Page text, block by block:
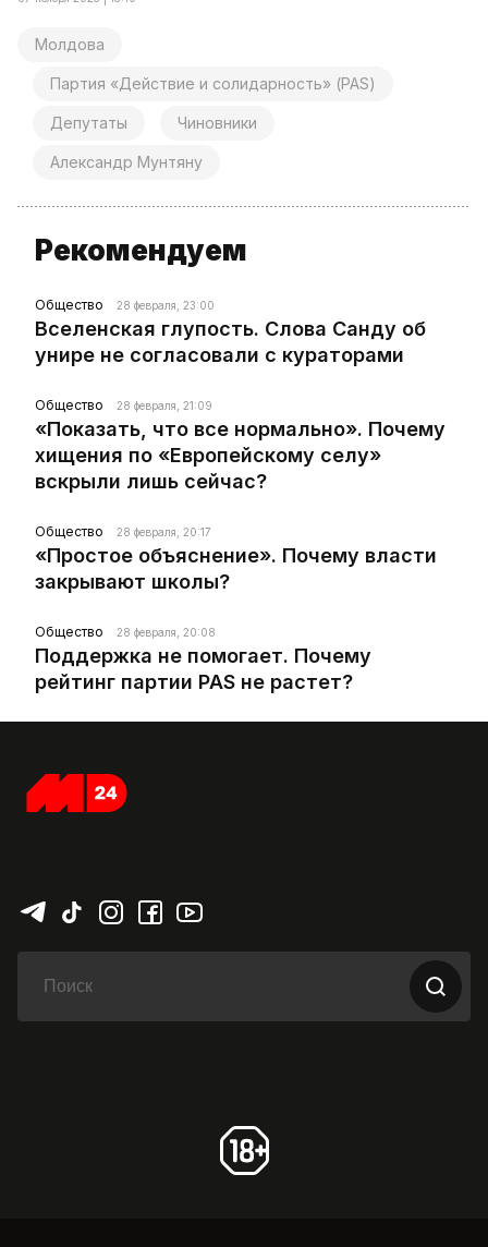
Молдова
Партия «Действие и солидарность» (PAS)
Депутаты Чиновники
Александр Мунтяну
Рекомендуем
Общество 28 февраля, 23:00
Вселенская глупость. Слова Санду об
унире не согласовали с кураторами
Общество 28 февраля, 21:09
«Показать, что все нормально». Почему
хищения по «Европейскому селу»
вскрыли лишь сейчас?
Общество 28 февраля, 20:17
«Простое объяснение». Почему власти
закрывают школы?
Общество 28 февраля, 20:08
Поддержка не помогает. Почему
рейтинг партии PAS не растет?